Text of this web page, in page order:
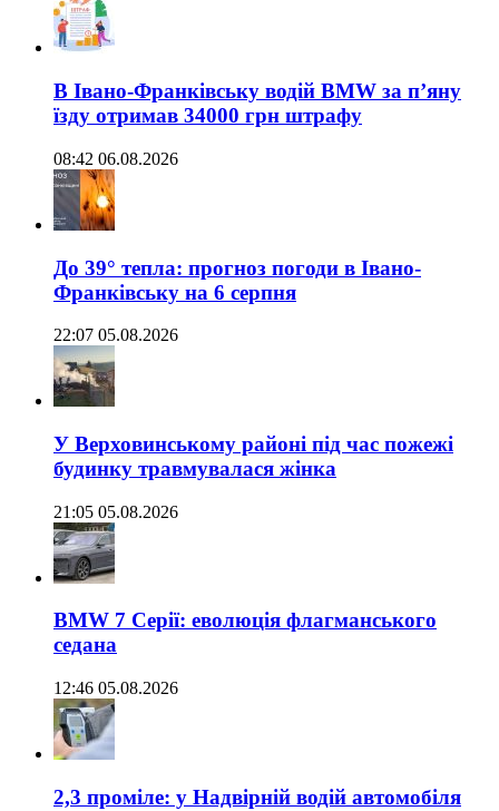
В Івано-Франківську водій BMW за п’яну
їзду отримав 34000 грн штрафу
08:42 06.08.2026
До 39° тепла: прогноз погоди в Івано-
Франківську на 6 серпня
22:07 05.08.2026
У Верховинському районі під час пожежі
будинку травмувалася жінка
21:05 05.08.2026
BMW 7 Серії: еволюція флагманського
седана
12:46 05.08.2026
2,3 проміле: у Надвірній водій автомобіля